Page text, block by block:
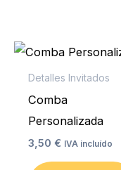
Detalles Invitados
Comba
Personalizada
3,50 € IVA incluído